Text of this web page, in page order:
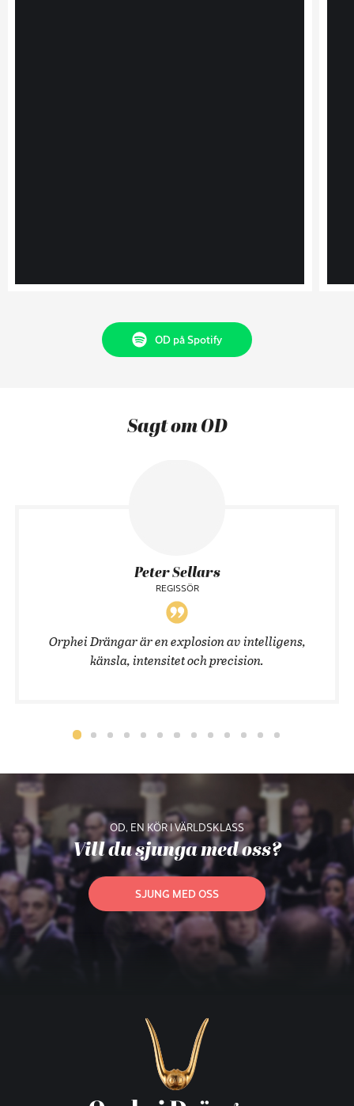
OD på Spotify
Sagt om OD
Peter Sellars
REGISSÖR
Orphei Drängar är en explosion av intelligens,
känsla, intensitet och precision.
OD, EN KÖR I VÄRLDSKLASS
Vill du sjunga med oss?
SJUNG MED OSS